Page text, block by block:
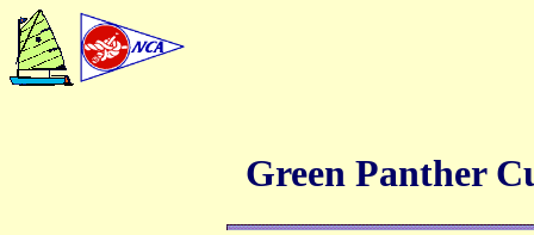
Green Panther